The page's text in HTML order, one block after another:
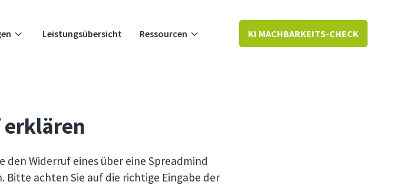
3 Leistungsübersicht 3
Ressourcen KI MACHBARKEITS-CHECK
Widerruf eines über eine Spreadmind
achten Sie auf die richtige Eingabe der